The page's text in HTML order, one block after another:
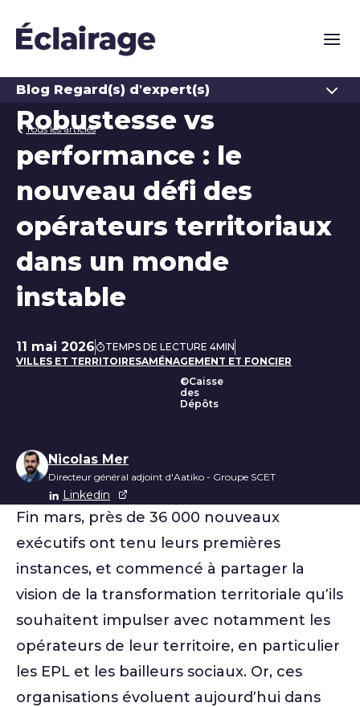
Blog Regard(s) d'expert(s)
Tous les articles
Robustesse vs
performance : le
nouveau défi des
opérateurs territoriaux
dans un monde
instable
Date de publication
11 mai 2026
TEMPS DE LECTURE 4MIN
VILLES ET TERRITOIRESAMÉNAGEMENT ET FONCIER
©Caisse
des
Dépôts
Liste des auteurs
Nicolas Mer
Directeur général adjoint d'Aatiko - Groupe SCET
Linkedin
Fin mars, près de 36 000 nouveaux
exécutifs ont tenu leurs premières
instances, et commencé à partager la
vision de la transformation territoriale qu’ils
souhaitent impulser avec notamment les
opérateurs de leur territoire, en particulier
les EPL et les bailleurs sociaux. Or, ces
organisations évoluent aujourd’hui dans